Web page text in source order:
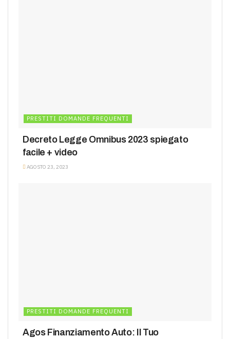
PRESTITI DOMANDE FREQUENTI
Decreto Legge Omnibus 2023 spiegato
facile + video
AGOSTO 23, 2023
PRESTITI DOMANDE FREQUENTI
Agos Finanziamento Auto: Il Tuo